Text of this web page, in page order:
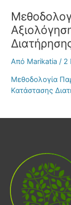
Από Marikatia/ 2
Μεθοδολογία
Κατάστασης